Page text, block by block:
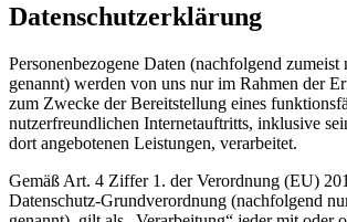
Datenschutzerklärung
Personenbezogene Daten (nachfolgend zumeist
genannt) werden von uns nur im Rahmen der
zum Zwecke der Bereitstellung eines
nutzerfreundlichen Internetauftritts, inklusive
dort angebotenen Leistungen, verarbeitet.
Gemäß Art. 4 Ziffer 1. der Verordnung (EU)
Datenschutz-Grundverordnung (nachfolgend